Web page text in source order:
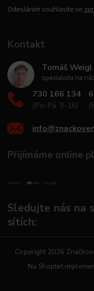
Odesláním souhlasíte se
.
Kontakt
Tomáš Weigl
specialista na
730 166 134
(Po-Pá, 8-16)
info@
Přijímáme online
Sledujte nás na
sítích:
Copyright 2026
Na Shoptet